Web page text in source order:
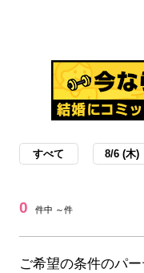
すべて 8/6 (木)
0 件中 ～件
ご希望の条件のパ